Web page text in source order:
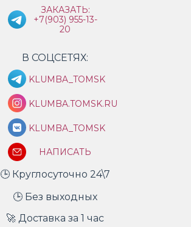
ЗАКАЗАТЬ:
+7(903) 955-13-
20
В СОЦСЕТЯХ:
KLUMBA_TOMSK
KLUMBA.TOMSK.RU
KLUMBA_TOMSK
НАПИСАТЬ
🕒 Круглосуточно 24\7
🕒 Без выходных
🚀 Доставка за 1 час